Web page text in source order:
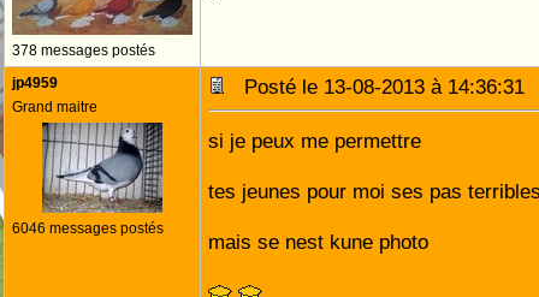
378 messages postés
jp4959
Grand maitre
6046 messages postés
Posté le 13-08-2013 à
si je peux me permettre
tes jeunes pour moi ses pas
mais se nest kune photo